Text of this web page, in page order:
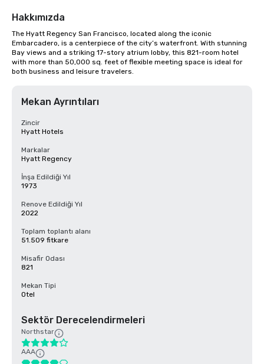
Hakkımızda
The Hyatt Regency San Francisco, located along the iconic
Embarcadero, is a centerpiece of the city’s waterfront. With stunning
Bay views and a striking 17-story atrium lobby, this 821-room hotel
with more than 50,000 sq. feet of flexible meeting space is ideal for
both business and leisure travelers.
Mekan Ayrıntıları
Zincir
Hyatt Hotels
Markalar
Hyatt Regency
İnşa Edildiği Yıl
1973
Renove Edildiği Yıl
2022
Toplam toplantı alanı
51.509 fitkare
Misafir Odası
821
Mekan Tipi
Otel
Sektör Derecelendirmeleri
Northstar
AAA